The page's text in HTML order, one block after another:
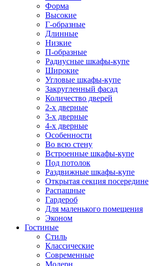
Форма
Высокие
Г-образные
Длинные
Низкие
П-образные
Радиусные шкафы-купе
Широкие
Угловые шкафы-купе
Закругленный фасад
Количество дверей
2-х дверные
3-х дверные
4-х дверные
Особенности
Во всю стену
Встроенные шкафы-купе
Под потолок
Раздвижные шкафы-купе
Открытая секция посередине
Распашные
Гардероб
Для маленького помещения
Эконом
Гостиные
Стиль
Классические
Современные
Модерн